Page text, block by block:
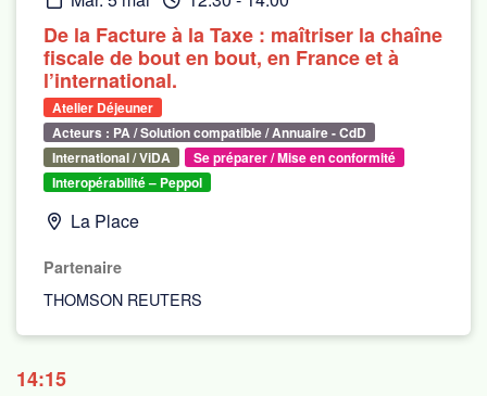
De la Facture à la Taxe : maîtriser la chaîne
fiscale de bout en bout, en France et à
l’international.
Atelier Déjeuner
Acteurs : PA / Solution compatible / Annuaire - CdD
International / ViDA
Se préparer / Mise en conformité
Interopérabilité – Peppol
La Place
Partenaire
THOMSON REUTERS
14:15